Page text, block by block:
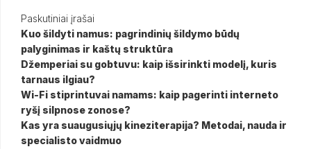
Paskutiniai įrašai
Kuo šildyti namus: pagrindinių šildymo būdų
palyginimas ir kaštų struktūra
Džemperiai su gobtuvu: kaip išsirinkti modelį, kuris
tarnaus ilgiau?
Wi-Fi stiprintuvai namams: kaip pagerinti interneto
ryšį silpnose zonose?
Kas yra suaugusiųjų kineziterapija? Metodai, nauda ir
specialisto vaidmuo